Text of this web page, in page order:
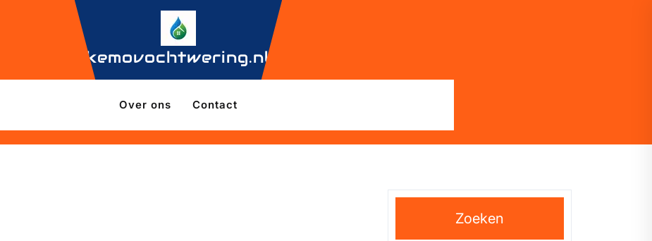
kemovochtwering.nl
Over ons Contact
Zoeken